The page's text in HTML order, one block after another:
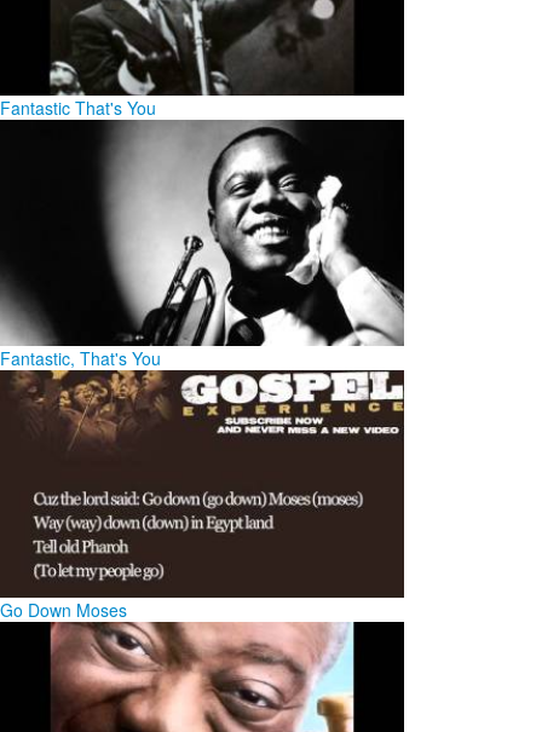
Fantastic That's You
Fantastic, That's You
Go Down Moses